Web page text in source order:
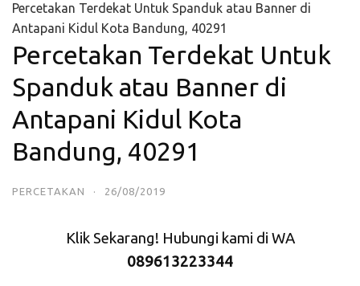
Percetakan Terdekat Untuk Spanduk atau Banner di
Antapani Kidul Kota Bandung, 40291
Percetakan Terdekat Untuk
Spanduk atau Banner di
Antapani Kidul Kota
Bandung, 40291
PERCETAKAN · 26/08/2019
Klik Sekarang! Hubungi kami di WA
089613223344